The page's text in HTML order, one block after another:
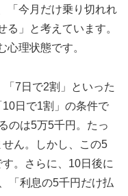
「今月だけ乗り切れれ
」と考えています。
心理状態です。
7日で2割」といった
日で1割」の条件で
のは5万5千円。たっ
ん。しかし、この5
。さらに、10日後に
「利息の5千円だけ払